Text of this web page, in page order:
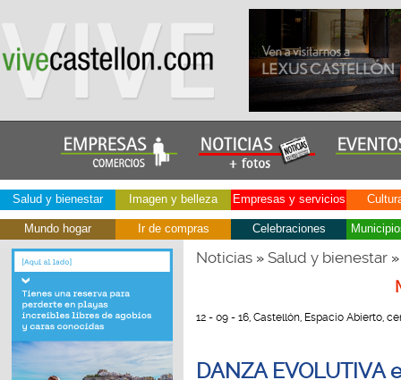
Salud y bienestar Imagen y belleza Empresas y servicios
Mundo hogar Ir de compras Celebraciones
Noticias» Salud y bienestar»
12 - 09 - 16, Castellón, Espacio Abierto,
DANZA EVOLUTIVA